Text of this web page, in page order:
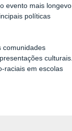
evento mais longevo
políticas
comunidades
culturais.
raciais em escolas